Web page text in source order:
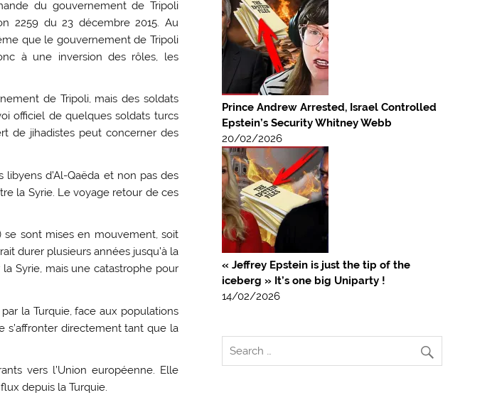
du gouvernement de Tripoli
2259 du 23 décembre 2015. Au
que le gouvernement de Tripoli
à une inversion des rôles, les
de Tripoli, mais des soldats
officiel de quelques soldats turcs
de jihadistes peut concerner des
d’Al-Qaëda et non pas des
la Syrie. Le voyage retour de ces
se sont mises en mouvement, soit
durer plusieurs années jusqu’à la
Syrie, mais une catastrophe pour
la Turquie, face aux populations
s’affronter directement tant que la
vers l’Union européenne. Elle
depuis la Turquie.
Prince Andrew Arrested, Israel Controlled
Epstein’s Security Whitney Webb
20/02/2026
« Jeffrey Epstein is just the tip of the
iceberg » It’s one big Uniparty !
14/02/2026